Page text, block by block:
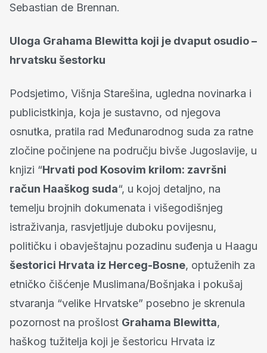
Sebastian de Brennan.
Uloga Grahama Blewitta koji je dvaput osudio –
hrvatsku šestorku
Podsjetimo, Višnja Starešina, ugledna novinarka i
publicistkinja, koja je sustavno, od njegova
osnutka, pratila rad Međunarodnog suda za ratne
zločine počinjene na području bivše Jugoslavije, u
knjizi “Hrvati pod Kosovim krilom: završni
račun Haaškog suda“, u kojoj detaljno, na
temelju brojnih dokumenata i višegodišnjeg
istraživanja, rasvjetljuje duboku povijesnu,
političku i obavještajnu pozadinu suđenja u Haagu
šestorici Hrvata iz Herceg-Bosne, optuženih za
etničko čišćenje Muslimana/Bošnjaka i pokušaj
stvaranja “velike Hrvatske” posebno je skrenula
pozornost na prošlost Grahama Blewitta,
haškog tužitelja koji je šestoricu Hrvata iz